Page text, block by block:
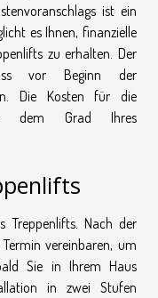
ist ein
es Ihnen, finanzielle
zu erhalten. Der
vor Beginn der
Die Kosten für die
dem Grad Ihres
Treppenlifts. Nach der
vereinbaren, um
Sie in Ihrem Haus
in zwei Stufen